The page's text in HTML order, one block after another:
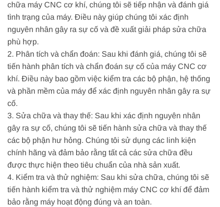
chữa máy CNC cơ khí, chúng tôi sẽ tiếp nhận và đánh giá
tình trạng của máy. Điều này giúp chúng tôi xác định
nguyên nhân gây ra sự cố và đề xuất giải pháp sửa chữa
phù hợp.
2. Phân tích và chẩn đoán: Sau khi đánh giá, chúng tôi sẽ
tiến hành phân tích và chẩn đoán sự cố của máy CNC cơ
khí. Điều này bao gồm việc kiểm tra các bộ phận, hệ thống
và phần mềm của máy để xác định nguyên nhân gây ra sự
cố.
3. Sửa chữa và thay thế: Sau khi xác định nguyên nhân
gây ra sự cố, chúng tôi sẽ tiến hành sửa chữa và thay thế
các bộ phận hư hỏng. Chúng tôi sử dụng các linh kiện
chính hãng và đảm bảo rằng tất cả các sửa chữa đều
được thực hiện theo tiêu chuẩn của nhà sản xuất.
4. Kiểm tra và thử nghiệm: Sau khi sửa chữa, chúng tôi sẽ
tiến hành kiểm tra và thử nghiệm máy CNC cơ khí để đảm
bảo rằng máy hoạt động đúng và an toàn.